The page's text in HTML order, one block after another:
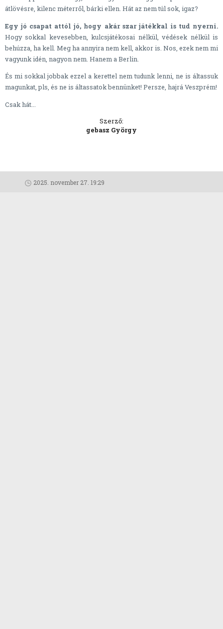
átlövésre, kilenc méterről, bárki ellen. Hát az nem túl sok, igaz?
Egy jó csapat attól jó, hogy akár szar játékkal is tud nyerni.
Hogy sokkal kevesebben, kulcsjátékosai nélkül, védések nélkül is
behúzza, ha kell. Meg ha annyira nem kell, akkor is. Nos, ezek nem mi
vagyunk idén, nagyon nem. Hanem a Berlin.
És mi sokkal jobbak ezzel a kerettel nem tudunk lenni, ne is áltassuk
magunkat, pls, és ne is áltassatok bennünket! Persze, hajrá Veszprém!
Csak hát...
Szerző:
gebasz György
2025. november 27. 19:29